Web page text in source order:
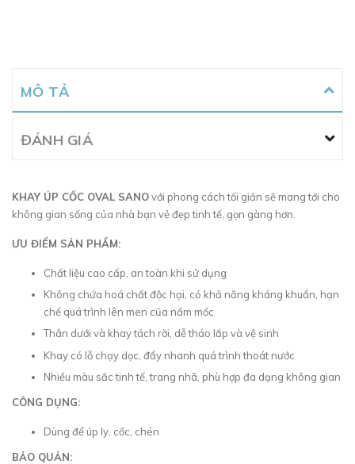
MÔ TẢ
ĐÁNH GIÁ
KHAY ÚP CỐC OVAL SANOvới phong cách tối giản sẽ mang tới cho
không gian sống của nhà bạn vẻ đẹp tinh tế, gọn gàng hơn.
ƯU ĐIỂM SẢN PHẨM:
Chất liệu cao cấp, an toàn khi sử dụng
Không chứa hoá chất độc hại, có khả năng kháng khuẩn, hạn
chế quá trình lên men của nấm mốc
Thân dưới và khay tách rời, dễ tháo lắp và vệ sinh
Khay có lỗ chạy dọc, đẩy nhanh quá trình thoát nước
Nhiều màu sắc tinh tế, trang nhã, phù hợp đa dạng không gian
CÔNG DỤNG:
Dùng để úp ly, cốc, chén
BẢO QUẢN: